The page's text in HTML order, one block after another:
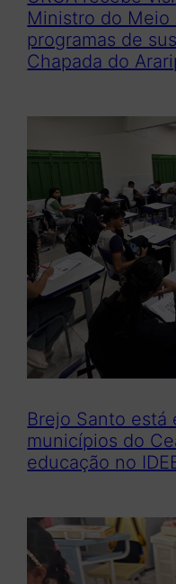
Ministro do
programas de
Chapada do
Brejo Santo
municípios do
educação no